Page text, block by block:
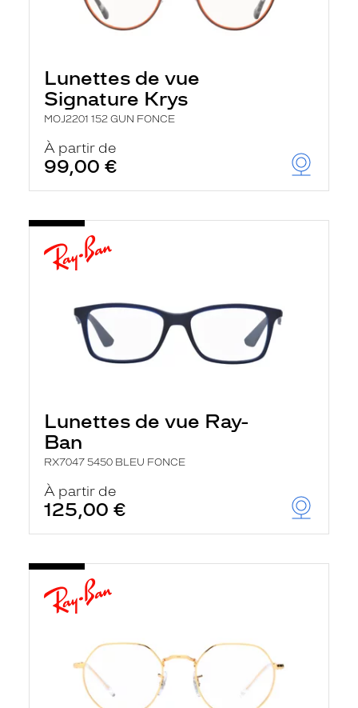
Lunettes de vue
Signature Krys
MOJ2201 152 GUN FONCE
À partir de
99,00 €
Lunettes de vue Ray-
Ban
RX7047 5450 BLEU FONCE
À partir de
125,00 €